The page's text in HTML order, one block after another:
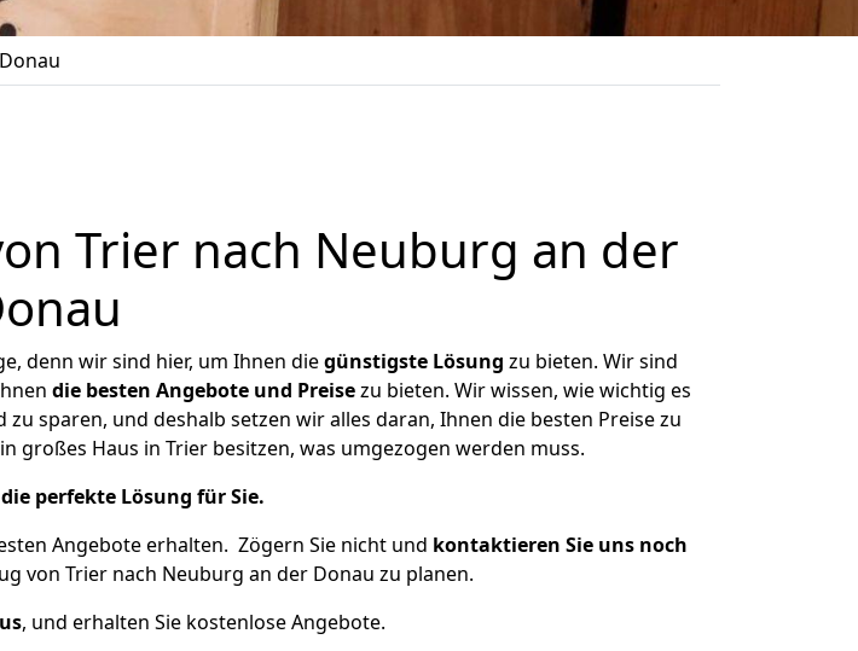
Trier nach Neuburg an der
denn wir sind hier, um Ihnen diegünstigste Lösung zu bieten. Wir sind
die besten Angebote und Preisezu bieten. Wir wissen, wie wichtig es
sparen, und deshalb setzen wir alles daran, Ihnen die besten Preise zu
großes Haus in Trier besitzen, was umgezogen werden muss.
perfekte Lösung für Sie.
Angebote erhalten. Zögern Sie nicht und kontaktieren Sie uns noch
von Trier nach Neuburg an der Donau zu planen.
, und erhalten Sie kostenlose Angebote.